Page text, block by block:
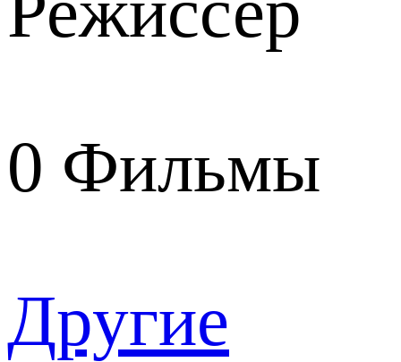
0 Фильмы
Другие